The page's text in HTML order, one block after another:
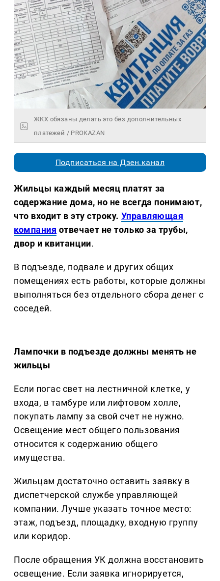
ЖКХ обязаны делать это без дополнительных
платежей / PROKAZAN
Подписаться на Дзен.канал
Жильцы каждый месяц платят за
содержание дома, но не всегда понимают,
что входит в эту строку. Управляющая
компания отвечает не только за трубы,
двор и квитанции.
В подъезде, подвале и других общих
помещениях есть работы, которые должны
выполняться без отдельного сбора денег с
соседей.
Лампочки в подъезде должны менять не
жильцы
Если погас свет на лестничной клетке, у
входа, в тамбуре или лифтовом холле,
покупать лампу за свой счет не нужно.
Освещение мест общего пользования
относится к содержанию общего
имущества.
Жильцам достаточно оставить заявку в
диспетчерской службе управляющей
компании. Лучше указать точное место:
этаж, подъезд, площадку, входную группу
или коридор.
После обращения УК должна восстановить
освещение. Если заявка игнорируется,